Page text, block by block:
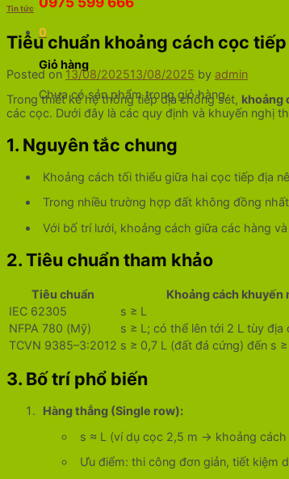
0
Giỏ hàng
Chưa có sản phẩm trong giỏ hàng.
Tin tức
Tiêu chuẩn khoảng cách cọc
Posted on 13/08/202513/08/2025 by admin
Trong thiết kế hệ thống tiếp địa chống sét, khoảng
các cọc. Dưới đây là các quy định và khuyến nghị
1. Nguyên tắc chung
Khoảng cách tối thiểu giữa hai cọc tiếp địa
Trong nhiều trường hợp đất không đồng
Với bố trí lưới, khoảng cách giữa các hàng
2. Tiêu chuẩn tham khảo
Tiêu chuẩn
Khoảng cách khuyến
IEC 62305
s ≥ L
NFPA 780 (Mỹ)
s ≥ L; có thể lên tới 2 L tùy địa
TCVN 9385–3:2012 s ≥ 0,7 L (đất đá cứng) đến s
3. Bố trí phổ biến
Hàng thẳng (Single row):
s ≈ L (ví dụ cọc 2,5 m → khoảng cách
Ưu điểm: thi công đơn giản, tiết kiệm